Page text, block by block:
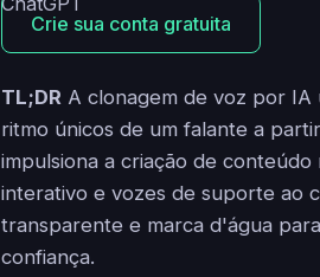
Crie sua conta gratuita
TL;DR A clonagem de voz por
ritmo únicos de um falante a
impulsiona a criação de
interativo e vozes de suporte ao
transparente e marca d'água
confiança.